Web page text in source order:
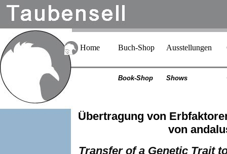
Home Buch-Shop Ausstellungen
Book-Shop Shows
Übertragung von
von
Transfer of a Genetic Trait